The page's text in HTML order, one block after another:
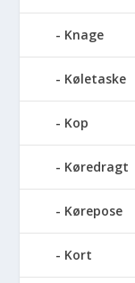
Knage
Køletaske
Kop
Køredragt
Kørepose
Kort